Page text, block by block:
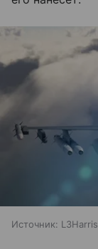
Источник: L3Harris